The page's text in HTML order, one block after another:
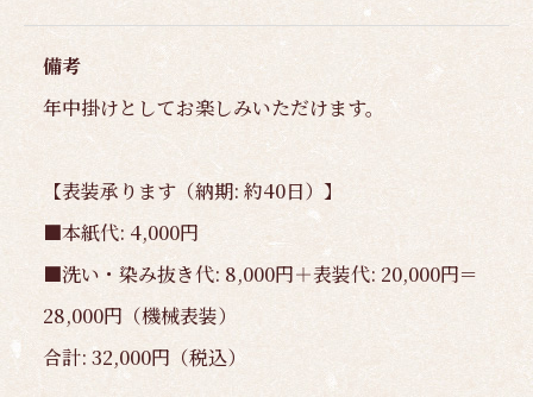
備考
年中掛けとしてお楽しみいただけます。
【表装承ります（納期: 約40日）】
■本紙代: 4,000円
■洗い・染み抜き代: 8,000円＋表装代: 20,000円＝
28,000円（機械表装）
合計: 32,000円（税込）